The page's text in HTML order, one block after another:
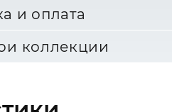
и оплата
коллекции